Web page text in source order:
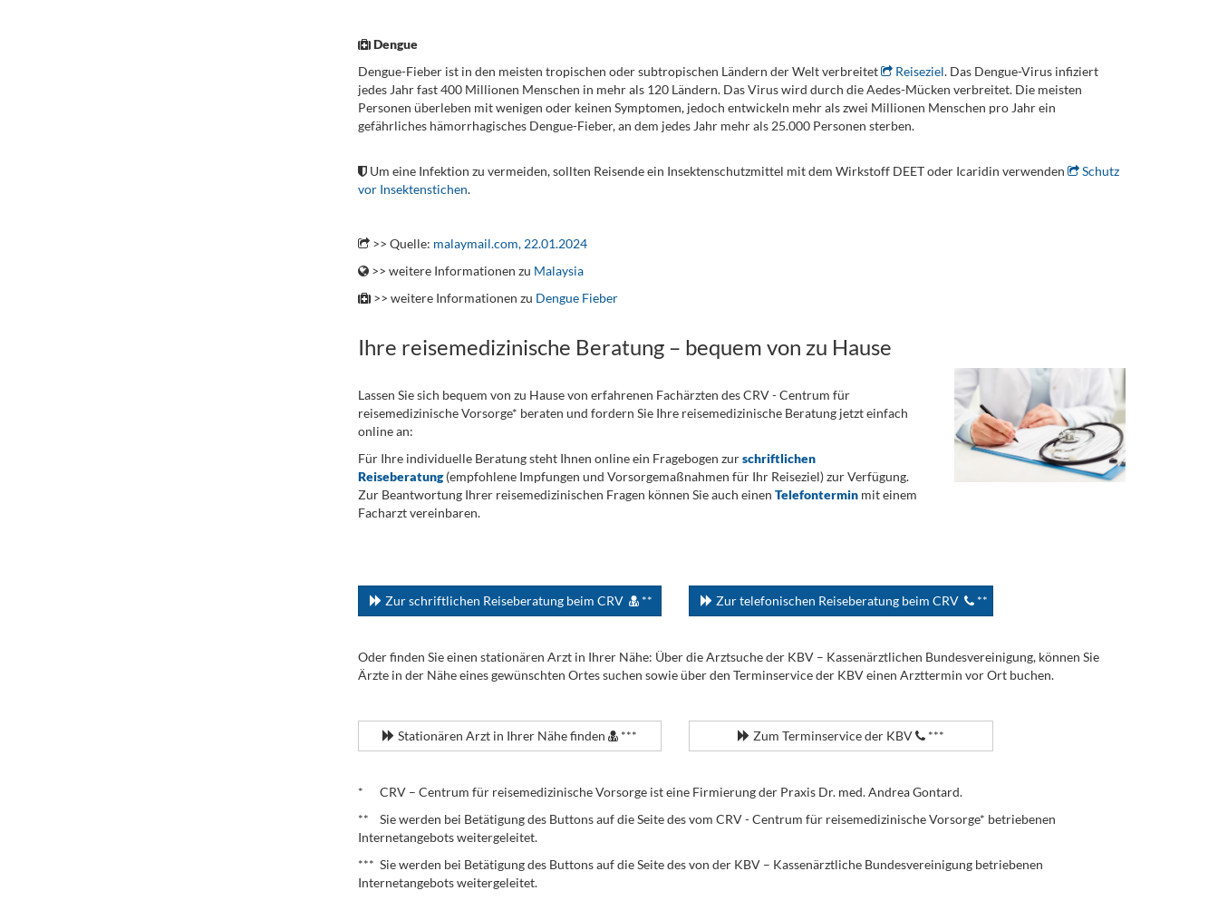
Dengue
Dengue-Fieber ist in den meisten tropischen oder subtropischen Ländern der Welt verbreitet
Reiseziel. Das Dengue-Virus infiziert
jedes Jahr fast 400 Millionen Menschen in mehr als 120 Ländern. Das Virus wird durch die Aedes-Mücken verbreitet. Die meisten
Personen überleben mit wenigen oder keinen Symptomen, jedoch entwickeln mehr als zwei Millionen Menschen pro Jahr ein
gefährliches hämorrhagisches Dengue-Fieber, an dem jedes Jahr mehr als 25.000 Personen sterben.
Um eine Infektion zu vermeiden, sollten Reisende ein Insektenschutzmittel mit dem Wirkstoff DEET oder Icaridin verwenden
Schutz
vor Insektenstichen.
>> Quelle: malaymail.com, 22.01.2024
>> weitere Informationen zu Malaysia
>> weitere Informationen zu Dengue Fieber
Ihre reisemedizinische Beratung – bequem von zu Hause
Lassen Sie sich bequem von zu Hause von erfahrenen Fachärzten des CRV - Centrum für
reisemedizinische Vorsorge* beraten und fordern Sie Ihre reisemedizinische Beratung jetzt einfach
online an:
Für Ihre individuelle Beratung steht Ihnen online ein Fragebogen zurschriftlichen
Reiseberatung(empfohlene Impfungen und Vorsorgemaßnahmen für Ihr Reiseziel) zur Verfügung.
Zur Beantwortung Ihrer reisemedizinischen Fragen können Sie auch einen Telefonterminmit einem
Facharzt vereinbaren.
Zur schriftlichen Reiseberatung beim CRV ** Zur telefonischen Reiseberatung beim CRV **
Oder finden Sie einen stationären Arzt in Ihrer Nähe: Über die Arztsuche der KBV – Kassenärztlichen Bundesvereinigung, können Sie
Ärzte in der Nähe eines gewünschten Ortes suchen sowie über den Terminservice der KBV einen Arzttermin vor Ort buchen.
Stationären Arzt in Ihrer Nähe finden *** Zum Terminservice der KBV ***
* CRV – Centrum für reisemedizinische Vorsorge ist eine Firmierung der Praxis Dr. med. Andrea Gontard.
** Sie werden bei Betätigung des Buttons auf die Seite des vom CRV - Centrum für reisemedizinische Vorsorge* betriebenen
Internetangebots weitergeleitet.
*** Sie werden bei Betätigung des Buttons auf die Seite des von der KBV – Kassenärztliche Bundesvereinigung betriebenen
Internetangebots weitergeleitet.